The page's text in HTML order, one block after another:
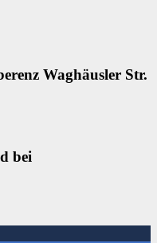
Waghäusler Str.
bei